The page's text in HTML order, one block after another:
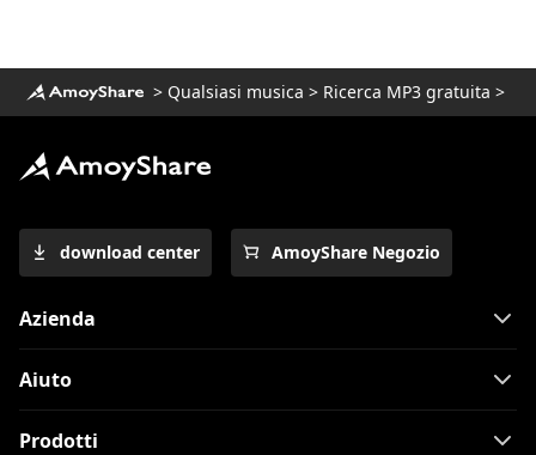
> Qualsiasi musica > Ricerca MP3 gratuita >
download center AmoyShare Negozio
Azienda
Aiuto
Prodotti